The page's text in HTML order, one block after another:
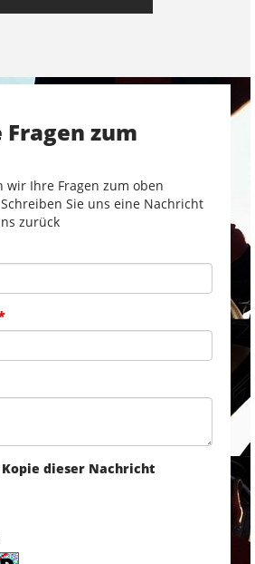
Fragen zum
wir Ihre Fragen zum oben
Sie uns eine Nachricht
zurück
dieser Nachricht